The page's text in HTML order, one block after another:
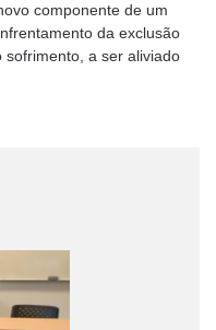
componente de um
da exclusão
sofrimento, a ser aliviado